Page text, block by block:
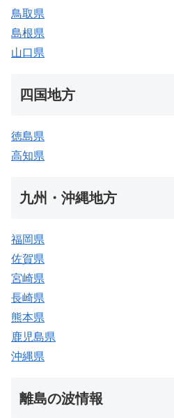
鳥取県
島根県
山口県
四国地方
徳島県
高知県
九州・沖縄地方
福岡県
佐賀県
宮崎県
長崎県
熊本県
鹿児島県
沖縄県
離島の波情報